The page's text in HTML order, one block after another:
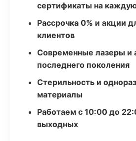
сертификаты на
Рассрочка 0% и акции
клиентов
Современные лазеры и
последнего поколения
Стерильность и
материалы
Работаем с 10:00 до
выходных